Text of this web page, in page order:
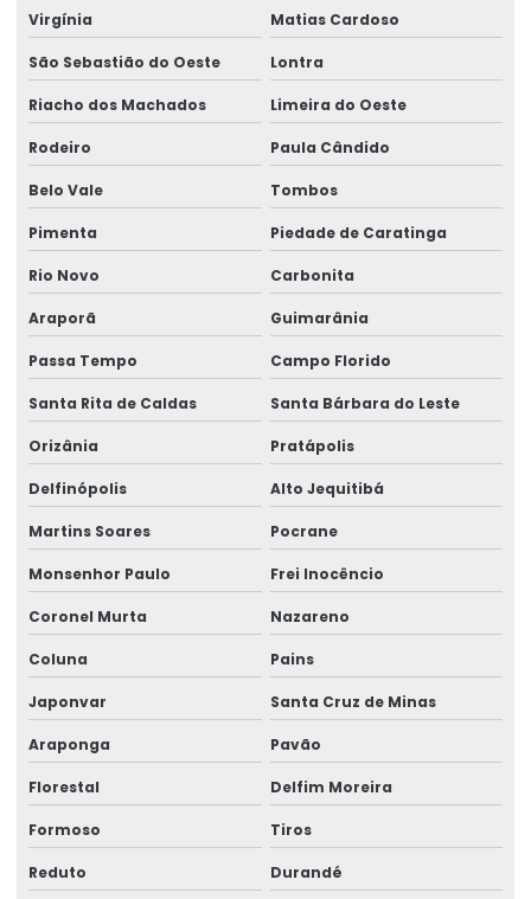
Virgínia Matias Cardoso
São Sebastião do Oeste Lontra
Riacho dos Machados Limeira do Oeste
Rodeiro Paula Cândido
Belo Vale Tombos
Pimenta Piedade de Caratinga
Rio Novo Carbonita
Araporã Guimarânia
Passa Tempo Campo Florido
Santa Rita de Caldas Santa Bárbara do Leste
Orizânia Pratápolis
Delfinópolis Alto Jequitibá
Martins Soares Pocrane
Monsenhor Paulo Frei Inocêncio
Coronel Murta Nazareno
Coluna Pains
Japonvar Santa Cruz de Minas
Araponga Pavão
Florestal Delfim Moreira
Formoso Tiros
Reduto Durandé